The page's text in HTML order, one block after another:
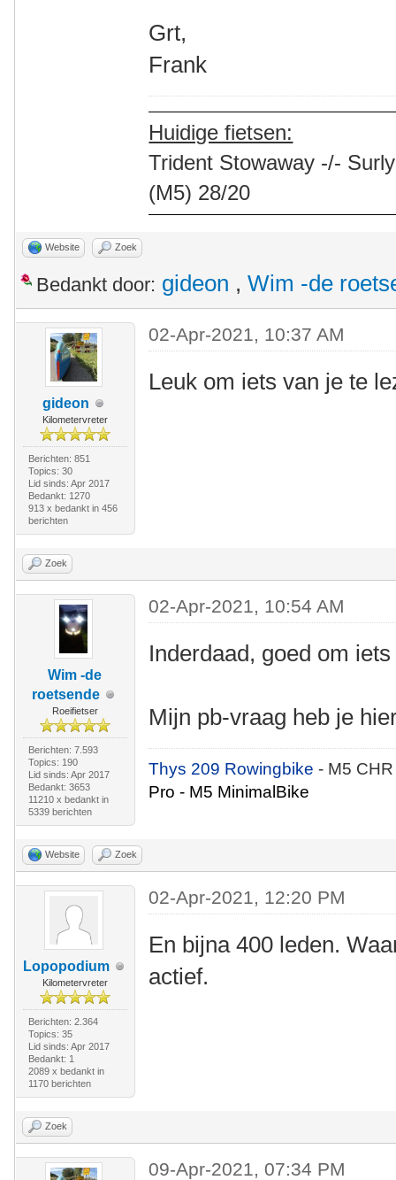
Grt,
Frank
Huidige fietsen:
Trident Stowaway -/-
(M5) 28/20
Website Zoek
Bedankt door: gideon , Wim -de
gideon
Kilometervreter
Berichten: 851
Topics: 30
Lid sinds: Apr 2017
Bedankt: 1270
913 x bedankt in 456
berichten
02-Apr-2021, 10:37 AM
Leuk om iets van je te
Zoek
Wim -de
roetsende
Roeifietser
Berichten: 7.593
Topics: 190
Lid sinds: Apr 2017
Bedankt: 3653
11210 x bedankt in
5339 berichten
02-Apr-2021, 10:54 AM
Inderdaad, goed om
Mijn pb-vraag heb je
Thys 209 Rowingbike- M5
Pro - M5 MinimalBike
Website Zoek
Lopopodium
Kilometervreter
Berichten: 2.364
Topics: 35
Lid sinds: Apr 2017
Bedankt: 1
2089 x bedankt in
1170 berichten
02-Apr-2021, 12:20 PM
En bijna 400 leden.
actief.
Zoek
09-Apr-2021, 07:34 PM